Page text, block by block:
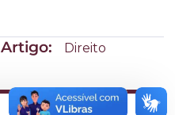
Direito